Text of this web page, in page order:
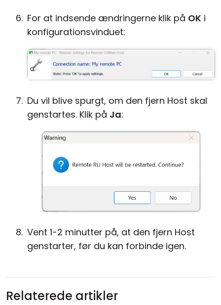
For at indsende ændringerne klik på OK i
konfigurationsvinduet:
Du vil blive spurgt, om den fjern Host skal
genstartes. Klik på Ja:
Vent 1-2 minutter på, at den fjern Host
genstarter, før du kan forbinde igen.
Relaterede artikler